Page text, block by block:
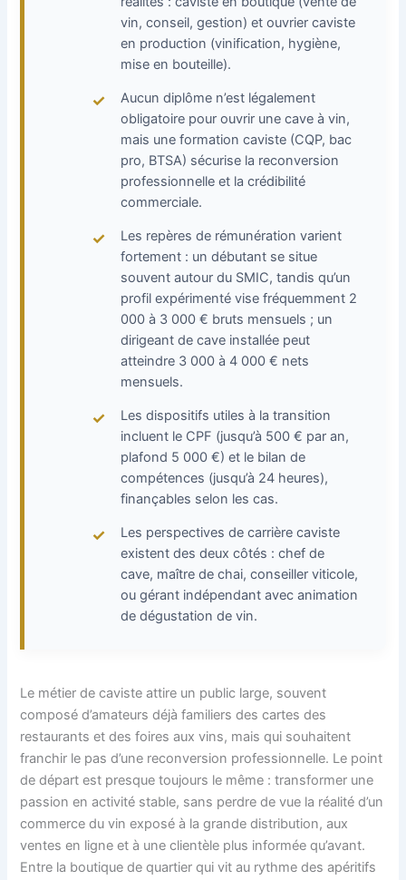
vin, conseil, gestion) et ouvrier caviste
en production (vinification, hygiène,
mise en bouteille).
Aucun diplôme n’est légalement
obligatoire pour ouvrir une cave à vin,
mais une formation caviste (CQP, bac
pro, BTSA) sécurise la reconversion
professionnelle et la crédibilité
commerciale.
Les repères de rémunération varient
fortement : un débutant se situe
souvent autour du SMIC, tandis qu’un
profil expérimenté vise fréquemment 2
000 à 3 000 € bruts mensuels ; un
dirigeant de cave installée peut
atteindre 3 000 à 4 000 € nets
mensuels.
Les dispositifs utiles à la transition
incluent le CPF (jusqu’à 500 € par an,
plafond 5 000 €) et le bilan de
compétences (jusqu’à 24 heures),
finançables selon les cas.
Les perspectives de carrière caviste
existent des deux côtés : chef de
cave, maître de chai, conseiller viticole,
ou gérant indépendant avec animation
de dégustation de vin.
Le métier de caviste attire un public large, souvent
composé d’amateurs déjà familiers des cartes des
restaurants et des foires aux vins, mais qui souhaitent
franchir le pas d’une reconversion professionnelle. Le point
de départ est presque toujours le même : transformer une
passion en activité stable, sans perdre de vue la réalité d’un
commerce du vin exposé à la grande distribution, aux
ventes en ligne et à une clientèle plus informée qu’avant.
Entre la boutique de quartier qui vit au rythme des apéritifs